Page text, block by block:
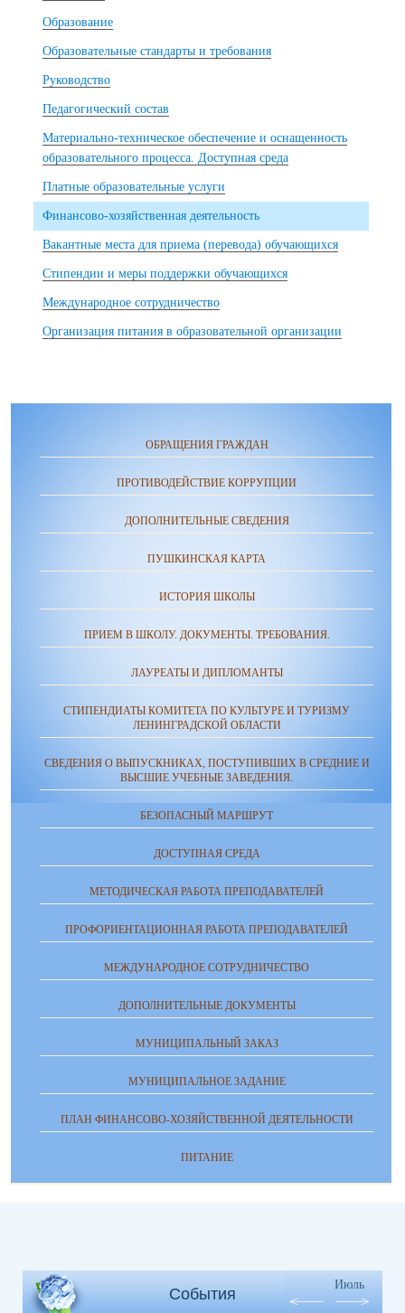
Образование
Образовательные стандарты и требования
Руководство
Педагогический состав
Материально-техническое обеспечение и оснащенность
образовательного процесса. Доступная среда
Платные образовательные услуги
Финансово-хозяйственная деятельность
Вакантные места для приема (перевода) обучающихся
Стипендии и меры поддержки обучающихся
Международное сотрудничество
Организация питания в образовательной организации
ОБРАЩЕНИЯ ГРАЖДАН
ПРОТИВОДЕЙСТВИЕ КОРРУПЦИИ
ДОПОЛНИТЕЛЬНЫЕ СВЕДЕНИЯ
ПУШКИНСКАЯ КАРТА
ИСТОРИЯ ШКОЛЫ
ПРИЕМ В ШКОЛУ. ДОКУМЕНТЫ. ТРЕБОВАНИЯ.
ЛАУРЕАТЫ И ДИПЛОМАНТЫ
СТИПЕНДИАТЫ КОМИТЕТА ПО КУЛЬТУРЕ И ТУРИЗМУ
ЛЕНИНГРАДСКОЙ ОБЛАСТИ
СВЕДЕНИЯ О ВЫПУСКНИКАХ, ПОСТУПИВШИХ В СРЕДНИЕ И
ВЫСШИЕ УЧЕБНЫЕ ЗАВЕДЕНИЯ.
БЕЗОПАСНЫЙ МАРШРУТ
ДОСТУПНАЯ СРЕДА
МЕТОДИЧЕСКАЯ РАБОТА ПРЕПОДАВАТЕЛЕЙ
ПРОФОРИЕНТАЦИОННАЯ РАБОТА ПРЕПОДАВАТЕЛЕЙ
МЕЖДУНАРОДНОЕ СОТРУДНИЧЕСТВО
ДОПОЛНИТЕЛЬНЫЕ ДОКУМЕНТЫ
МУНИЦИПАЛЬНЫЙ ЗАКАЗ
МУНИЦИПАЛЬНОЕ ЗАДАНИЕ
ПЛАН ФИНАНСОВО-ХОЗЯЙСТВЕННОЙ ДЕЯТЕЛЬНОСТИ
ПИТАНИЕ
События
Июль